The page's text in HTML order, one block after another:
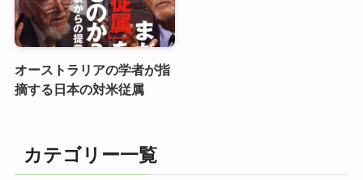
オーストラリアの学者が指
摘する日本の対米従属
カテゴリー一覧